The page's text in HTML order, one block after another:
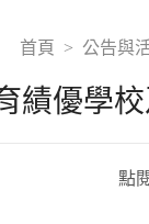
首頁
公告與
績優學校
點